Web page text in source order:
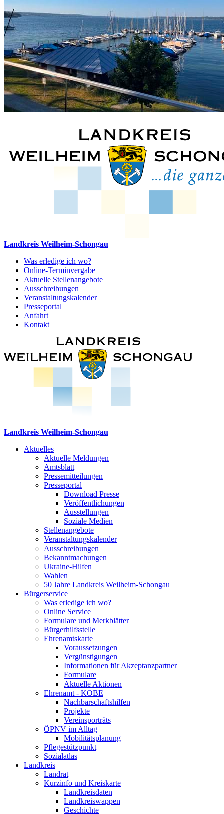
Landkreis Weilheim-Schongau
Was erledige ich wo?
Online-Terminvergabe
Aktuelle Stellenangebote
Ausschreibungen
Veranstaltungskalender
Presseportal
Anfahrt
Kontakt
Landkreis Weilheim-Schongau
Aktuelles
Aktuelle Meldungen
Amtsblatt
Pressemitteilungen
Presseportal
Download Presse
Veröffentlichungen
Ausstellungen
Soziale Medien
Stellenangebote
Veranstaltungskalender
Ausschreibungen
Bekanntmachungen
Ukraine-Hilfen
Wahlen
50 Jahre Landkreis Weilheim-Schongau
Bürgerservice
Was erledige ich wo?
Online Service
Formulare und Merkblätter
Bürgerhilfsstelle
Ehrenamtskarte
Voraussetzungen
Vergünstigungen
Informationen für Akzeptanzpartner
Formulare
Aktuelle Aktionen
Ehrenamt - KOBE
Nachbarschaftshilfen
Projekte
Vereinsporträts
ÖPNV im Alltag
Mobilitätsplanung
Pflegestützpunkt
Sozialatlas
Landkreis
Landrat
Kurzinfo und Kreiskarte
Landkreisdaten
Landkreiswappen
Geschichte